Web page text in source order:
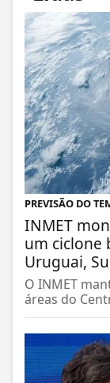
PREVISÃO DO
INMET
um ciclone
Uruguai,
O INMET
áreas do